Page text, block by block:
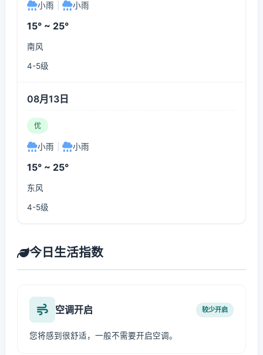
小雨 小雨
15° ~ 25°
南风
4-5级
08月13日
优
小雨 小雨
15° ~ 25°
东风
4-5级
今日生活指数
空调开启 较少开启
您将感到很舒适，一般不需要开启空调。